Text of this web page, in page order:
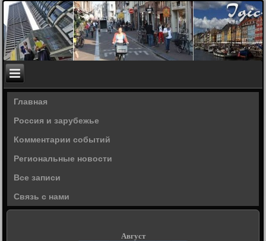
Главная
Россия и зарубежье
Комментарии событий
Региональные новости
Все записи
Связь с нами
Август